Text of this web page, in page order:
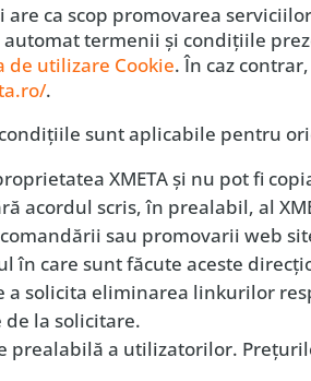
are ca scop promovarea
termenii şi condiţiile
de utilizare Cookie. În caz
.
sunt aplicabile pentru
XMETA şi nu pot fi
acordul scris, în prealabil, al
sau promovarii web
care sunt făcute aceste
a solicita eliminarea linkurilor
la solicitare.
prealabilă a utilizatorilor.